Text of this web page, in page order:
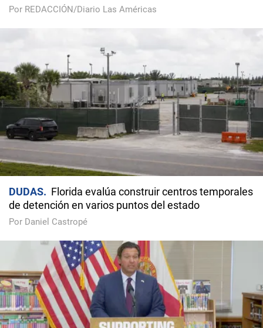
Por REDACCIÓN/Diario Las Américas
DUDAS
Florida evalúa construir centros temporales
de detención en varios puntos del estado
Por Daniel Castropé